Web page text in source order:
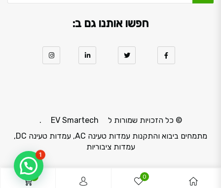
0
חפשו אותנו גם ב:
© כל הזכויות שמורות ל EV Smartech
.
מתמחים ביבוא והתקנות עמדות טעינה AC, עמדות טעינה DC,
עמדות ציבוריות
1